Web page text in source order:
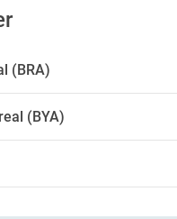
(BRA)
(BYA)